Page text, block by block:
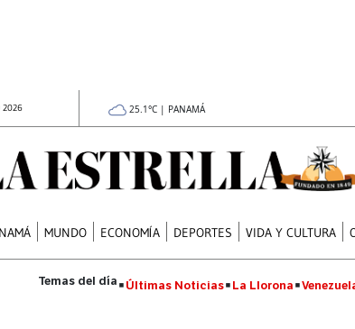
2026 25.1°C | PANAMÁ
MUNDO ECONOMÍA DEPORTES VIDA Y CULTURA
Últimas Noticias La Llorona